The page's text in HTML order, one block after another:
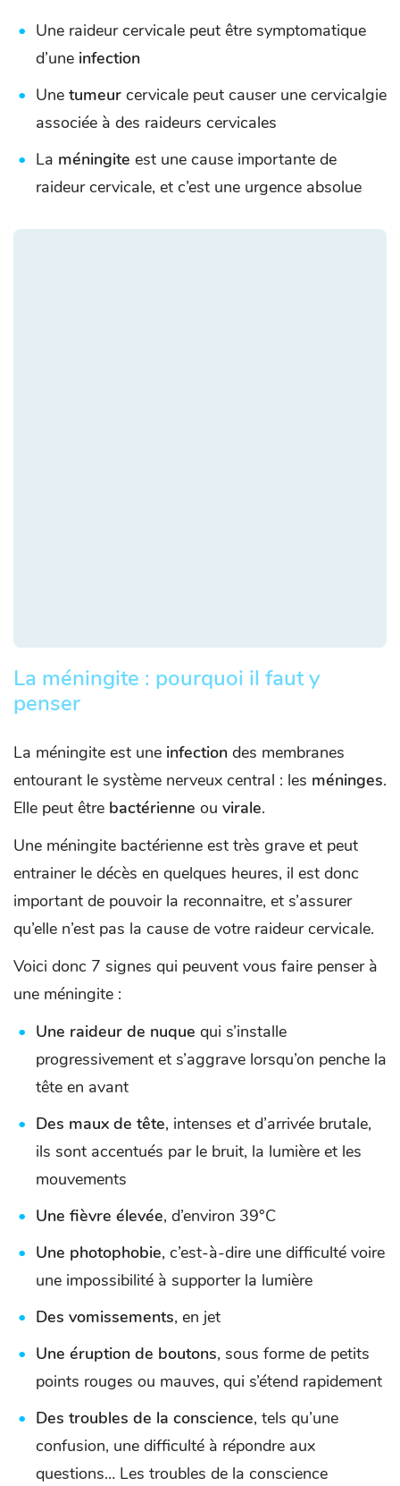
Une raideur cervicale peut être symptomatique
d’une infection
Une tumeur cervicale peut causer une cervicalgie
associée à des raideurs cervicales
La méningite est une cause importante de
raideur cervicale, et c’est une urgence absolue
La méningite : pourquoi il faut y
penser
La méningite est une infection des membranes
entourant le système nerveux central : les méninges.
Elle peut être bactérienne ou virale.
Une méningite bactérienne est très grave et peut
entrainer le décès en quelques heures, il est donc
important de pouvoir la reconnaitre, et s’assurer
qu’elle n’est pas la cause de votre raideur cervicale.
Voici donc 7 signes qui peuvent vous faire penser à
une méningite :
Une raideur de nuque qui s’installe
progressivement et s’aggrave lorsqu’on penche la
tête en avant
Des maux de tête, intenses et d’arrivée brutale,
ils sont accentués par le bruit, la lumière et les
mouvements
Une fièvre élevée, d’environ 39°C
Une photophobie, c’est-à-dire une difficulté voire
une impossibilité à supporter la lumière
Des vomissements, en jet
Une éruption de boutons, sous forme de petits
points rouges ou mauves, qui s’étend rapidement
Des troubles de la conscience, tels qu’une
confusion, une difficulté à répondre aux
questions… Les troubles de la conscience